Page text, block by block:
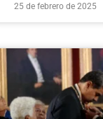
25 de febrero de 2025